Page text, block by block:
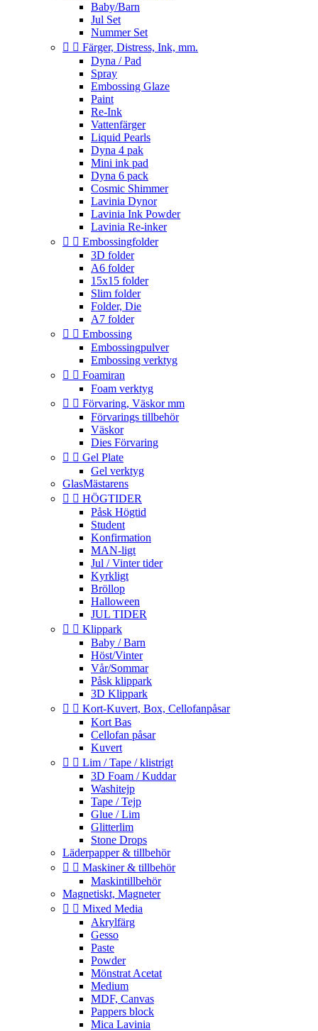
Baby/Barn
Jul Set
Nummer Set
  Färger, Distress, Ink, mm.
Dyna / Pad
Spray
Embossing Glaze
Paint
Re-Ink
Vattenfärger
Liquid Pearls
Dyna 4 pak
Mini ink pad
Dyna 6 pack
Cosmic Shimmer
Lavinia Dynor
Lavinia Ink Powder
Lavinia Re-inker
  Embossingfolder
3D folder
A6 folder
15x15 folder
Slim folder
Folder, Die
A7 folder
  Embossing
Embossingpulver
Embossing verktyg
  Foamiran
Foam verktyg
  Förvaring, Väskor mm
Förvarings tillbehör
Väskor
Dies Förvaring
  Gel Plate
Gel verktyg
GlasMästarens
  HÖGTIDER
Påsk Högtid
Student
Konfirmation
MAN-ligt
Jul / Vinter tider
Kyrkligt
Bröllop
Halloween
JUL TIDER
  Klippark
Baby / Barn
Höst/Vinter
Vår/Sommar
Påsk klippark
3D Klippark
  Kort-Kuvert, Box, Cellofanpåsar
Kort Bas
Cellofan påsar
Kuvert
  Lim / Tape / klistrigt
3D Foam / Kuddar
Washitejp
Tape / Tejp
Glue / Lim
Glitterlim
Stone Drops
Läderpapper & tillbehör
  Maskiner & tillbehör
Maskintillbehör
Magnetiskt, Magneter
  Mixed Media
Akrylfärg
Gesso
Paste
Powder
Mönstrat Acetat
Medium
MDF, Canvas
Pappers block
Mica Lavinia